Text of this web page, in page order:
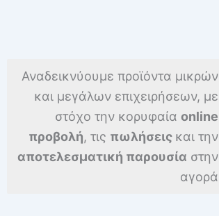
Αναδεικνύουμε προϊόντα μικρών
και μεγάλων επιχειρήσεων, με
στόχο την κορυφαία online
προβολή, τις πωλήσεις και την
αποτελεσματική παρουσία στην
αγορά